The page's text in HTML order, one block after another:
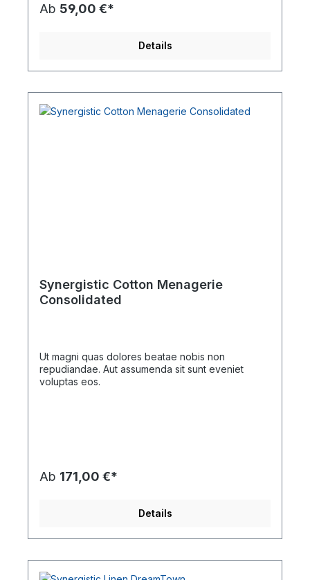
Ab 59,00 €*
Details
Synergistic Cotton Menagerie
Consolidated
Ut magni quas dolores beatae nobis non
repudiandae. Aut assumenda sit sunt eveniet
voluptas eos.
Ab 171,00 €*
Details